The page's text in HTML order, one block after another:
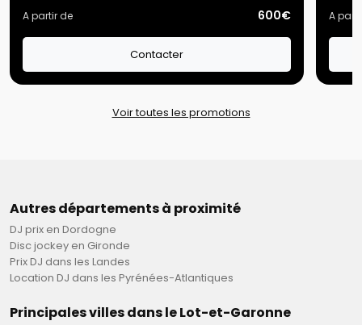
A partir de 600€
Contacter
A
Voir toutes les promotions
Autres départements à proximité
DJ prix en Dordogne
Disc jockey en Gironde
Prix DJ dans les Landes
Location DJ dans les Pyrénées-Atlantiques
Principales villes dans le Lot-et-Garonne